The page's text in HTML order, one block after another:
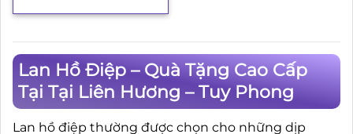
Lan Hồ Điệp – Quà Tặng Cao Cấp
Tại Tại Liên Hương – Tuy Phong
Lan hồ điệp thường được chọn cho những dịp